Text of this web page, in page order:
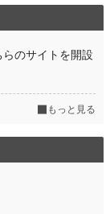
のサイトを開設
もっと見る